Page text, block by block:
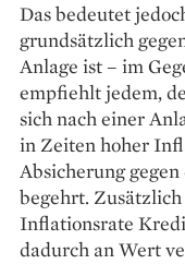
Das bedeutet
grundsätzlich
Anlage ist – im
empfiehlt jedem,
sich nach einer
in Zeiten hoher
Absicherung
begehrt.
Inflationsrate
dadurch an Wert